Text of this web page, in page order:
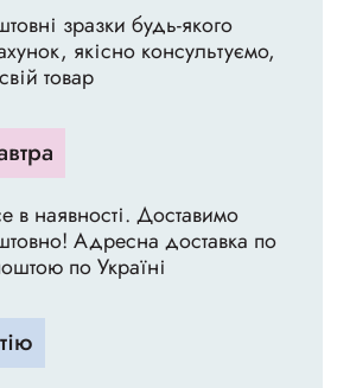
зразки будь-якого
якісно консультуємо,
товар
в наявності. Доставимо
Адресна доставка по
по Україні